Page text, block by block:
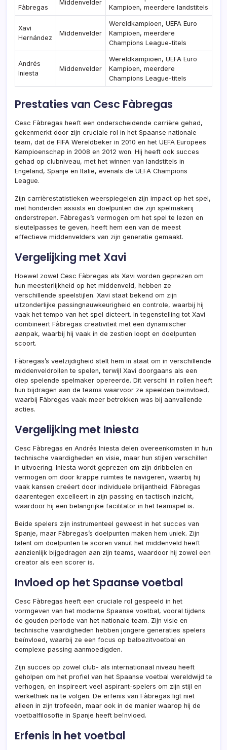
Fàbregas
Middenvelder
Kampioen, meerdere landstitels
Xavi
Hernández
Middenvelder
Wereldkampioen, UEFA Euro
Kampioen, meerdere
Champions League-titels
Andrés
Iniesta
Middenvelder
Wereldkampioen, UEFA Euro
Kampioen, meerdere
Champions League-titels
Prestaties van Cesc Fàbregas
Cesc Fàbregas heeft een onderscheidende carrière gehad,
gekenmerkt door zijn cruciale rol in het Spaanse nationale
team, dat de FIFA Wereldbeker in 2010 en het UEFA Europees
Kampioenschap in 2008 en 2012 won. Hij heeft ook succes
gehad op clubniveau, met het winnen van landstitels in
Engeland, Spanje en Italië, evenals de UEFA Champions
League.
Zijn carrièrestatistieken weerspiegelen zijn impact op het spel,
met honderden assists en doelpunten die zijn spelmakerij
onderstrepen. Fàbregas’s vermogen om het spel te lezen en
sleutelpasses te geven, heeft hem een van de meest
effectieve middenvelders van zijn generatie gemaakt.
Vergelijking met Xavi
Hoewel zowel Cesc Fàbregas als Xavi worden geprezen om
hun meesterlijkheid op het middenveld, hebben ze
verschillende speelstijlen. Xavi staat bekend om zijn
uitzonderlijke passingnauwkeurigheid en controle, waarbij hij
vaak het tempo van het spel dicteert. In tegenstelling tot Xavi
combineert Fàbregas creativiteit met een dynamischer
aanpak, waarbij hij vaak in de zestien loopt en doelpunten
scoort.
Fàbregas’s veelzijdigheid stelt hem in staat om in verschillende
middenveldrollen te spelen, terwijl Xavi doorgaans als een
diep spelende spelmaker opereerde. Dit verschil in rollen heeft
hun bijdragen aan de teams waarvoor ze speelden beïnvloed,
waarbij Fàbregas vaak meer betrokken was bij aanvallende
acties.
Vergelijking met Iniesta
Cesc Fàbregas en Andrés Iniesta delen overeenkomsten in hun
technische vaardigheden en visie, maar hun stijlen verschillen
in uitvoering. Iniesta wordt geprezen om zijn dribbelen en
vermogen om door krappe ruimtes te navigeren, waarbij hij
vaak kansen creëert door individuele briljantheid. Fàbregas
daarentegen excelleert in zijn passing en tactisch inzicht,
waardoor hij een belangrijke facilitator in het teamspel is.
Beide spelers zijn instrumenteel geweest in het succes van
Spanje, maar Fàbregas’s doelpunten maken hem uniek. Zijn
talent om doelpunten te scoren vanuit het middenveld heeft
aanzienlijk bijgedragen aan zijn teams, waardoor hij zowel een
creator als een scorer is.
Invloed op het Spaanse voetbal
Cesc Fàbregas heeft een cruciale rol gespeeld in het
vormgeven van het moderne Spaanse voetbal, vooral tijdens
de gouden periode van het nationale team. Zijn visie en
technische vaardigheden hebben jongere generaties spelers
beïnvloed, waarbij ze een focus op balbezitvoetbal en
complexe passing aanmoedigden.
Zijn succes op zowel club- als internationaal niveau heeft
geholpen om het profiel van het Spaanse voetbal wereldwijd te
verhogen, en inspireert veel aspirant-spelers om zijn stijl en
werkethiek na te volgen. De erfenis van Fàbregas ligt niet
alleen in zijn trofeeën, maar ook in de manier waarop hij de
voetbalfilosofie in Spanje heeft beïnvloed.
Erfenis in het voetbal